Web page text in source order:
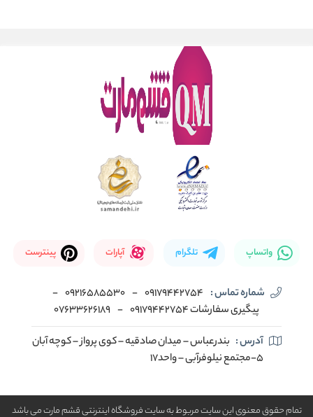
واتساپ تلگرام آپارات پینترست
شماره تماس : 09179442754
-
09216585530
-
پیگیری سفارشات 09179442754
-
07633626189
آدرس : بندرعباس – میدان صادقیه – کوی پرواز – کوچه آبان
5-مجتمع نیلوفرآبی – واحد17
تمام حقوق معنوی این سایت مربوط به سایت فروشگاه اینترنتی قشم مارت می باشد